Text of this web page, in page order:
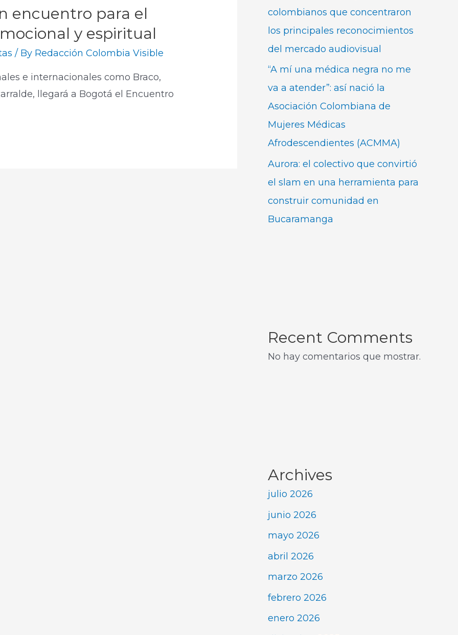
encuentro para el
y espiritual
/ By Redacción Colombia Visible
e internacionales como Braco,
llegará a Bogotá el Encuentro
colombianos que concentraron
los principales reconocimientos
del mercado audiovisual
“A mí una médica negra no me
va a atender”: así nació la
Asociación Colombiana de
Mujeres Médicas
Afrodescendientes (ACMMA)
Aurora: el colectivo que convirtió
el slam en una herramienta para
construir comunidad en
Bucaramanga
Recent Comments
No hay comentarios que mostrar.
Archives
julio 2026
junio 2026
mayo 2026
abril 2026
marzo 2026
febrero 2026
enero 2026